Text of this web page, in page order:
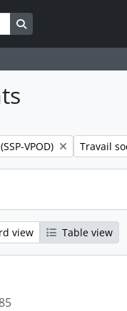
VPOD) Remove
Travail
view Table view